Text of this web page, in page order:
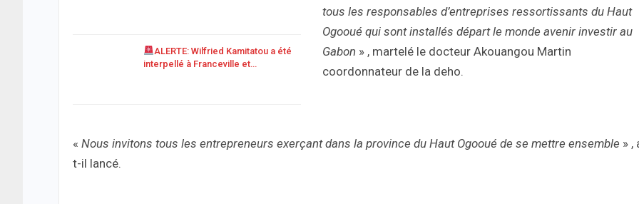
ALERTE: Wilfried Kamitatou a été
interpellé à Franceville et…
tous les responsables d’entreprises ressortissants du Haut
Ogooué qui sont installés départ le monde avenir investir au
Gabon » , martelé le docteur Akouangou Martin
coordonnateur de la deho.
« Nous invitons tous les entrepreneurs exerçant dans la province du Haut Ogooué de se mettre ensemble » ,
t-il lancé.